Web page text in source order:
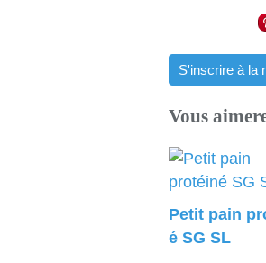
S'inscrire à la
Vous
Petit pain
é SG SL